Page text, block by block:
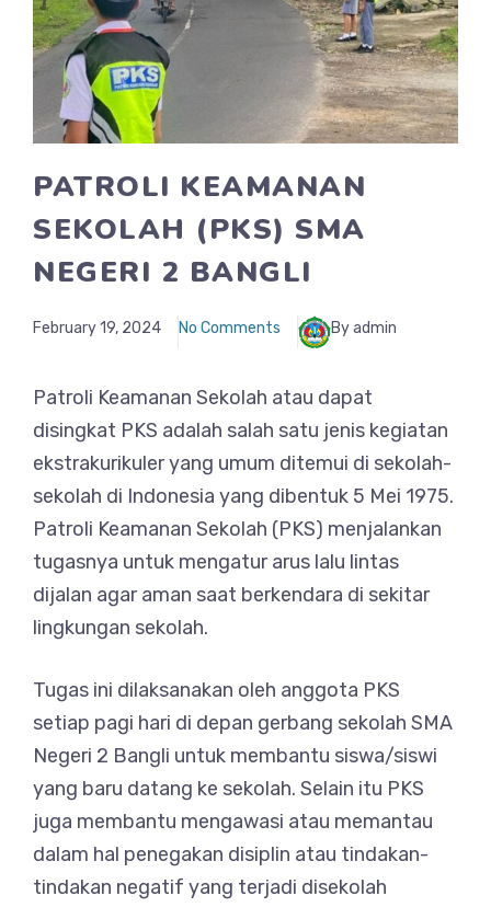
PATROLI KEAMANAN
SEKOLAH (PKS) SMA
NEGERI 2 BANGLI
February 19, 2024 No Comments By admin
Patroli Keamanan Sekolah atau dapat
disingkat PKS adalah salah satu jenis kegiatan
ekstrakurikuler yang umum ditemui di sekolah-
sekolah di Indonesia yang dibentuk 5 Mei 1975.
Patroli Keamanan Sekolah (PKS) menjalankan
tugasnya untuk mengatur arus lalu lintas
dijalan agar aman saat berkendara di sekitar
lingkungan sekolah.
Tugas ini dilaksanakan oleh anggota PKS
setiap pagi hari di depan gerbang sekolah SMA
Negeri 2 Bangli untuk membantu siswa/siswi
yang baru datang ke sekolah. Selain itu PKS
juga membantu mengawasi atau memantau
dalam hal penegakan disiplin atau tindakan-
tindakan negatif yang terjadi disekolah